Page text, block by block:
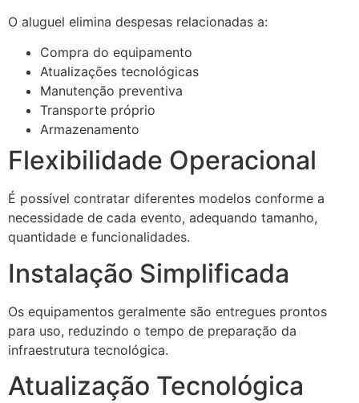
O aluguel elimina despesas relacionadas a:
Compra do equipamento
Atualizações tecnológicas
Manutenção preventiva
Transporte próprio
Armazenamento
Flexibilidade Operacional
É possível contratar diferentes modelos conforme a
necessidade de cada evento, adequando tamanho,
quantidade e funcionalidades.
Instalação Simplificada
Os equipamentos geralmente são entregues prontos
para uso, reduzindo o tempo de preparação da
infraestrutura tecnológica.
Atualização Tecnológica